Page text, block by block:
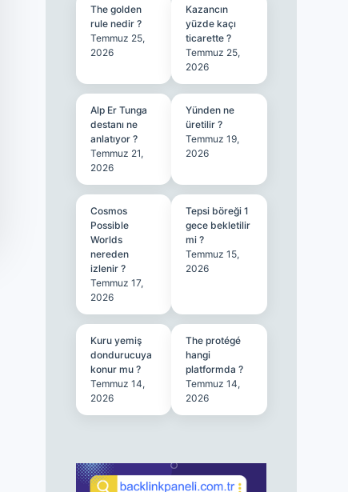
The golden
rule nedir ?
Temmuz 25,
2026
Kazancın
yüzde kaçı
ticarette ?
Temmuz 25,
2026
Alp Er Tunga
destanı ne
anlatıyor ?
Temmuz 21,
2026
Yünden ne
üretilir ?
Temmuz 19,
2026
Cosmos
Possible
Worlds
nereden
izlenir ?
Temmuz 17,
2026
Tepsi böreği 1
gece bekletilir
mi ?
Temmuz 15,
2026
Kuru yemiş
dondurucuya
konur mu ?
Temmuz 14,
2026
The protégé
hangi
platformda ?
Temmuz 14,
2026